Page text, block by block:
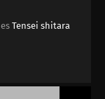
Tensei shitara